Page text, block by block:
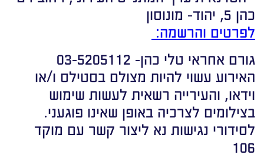
כהן 5, יהוד- מונוסון
לפרטים והרשמה:
גורם אחראי טלי כהן- 03-5205112
האירוע עשוי להיות מצולם בסטילס ו/או
וידאו, והעירייה רשאית לעשות שימוש
בצילומים לצרכיה באופן שאינו פוגעני.
לסידורי נגישות נא ליצור קשר עם מוקד
106